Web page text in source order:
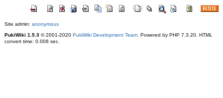
Site admin: anonymous
PukiWiki 1.5.3© 2001-2020 PukiWiki Development Team. Powered by PHP 7.3.20. HTML
convert time: 0.008 sec.